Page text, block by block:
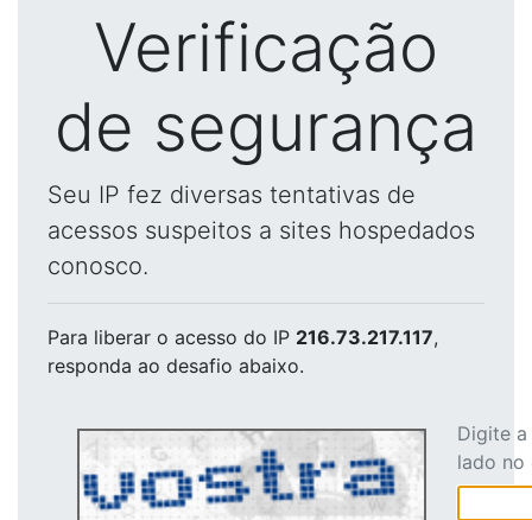
Verificação
de segurança
Seu IP fez diversas tentativas de
acessos suspeitos a sites hospedados
conosco.
Para liberar o acesso do IP 216.73.217.117,
responda ao desafio abaixo.
Digite
lado no